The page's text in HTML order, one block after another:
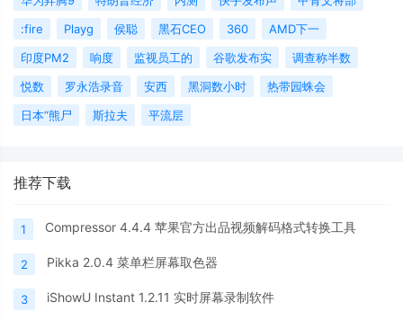
:fire
Playg 侯聪 黑石CEO 360
AMD下一
印度PM2
响度 监视员工的 谷歌发布实
调查称半数
悦数
罗永浩录音 安西 黑洞数小时
热带园蛛会
日本“熊尸
斯拉夫 平流层
推荐下载
1 Compressor 4.4.4 苹果官方出品视频解码格式转换工具
2 Pikka 2.0.4 菜单栏屏幕取色器
3 iShowU Instant 1.2.11 实时屏幕录制软件